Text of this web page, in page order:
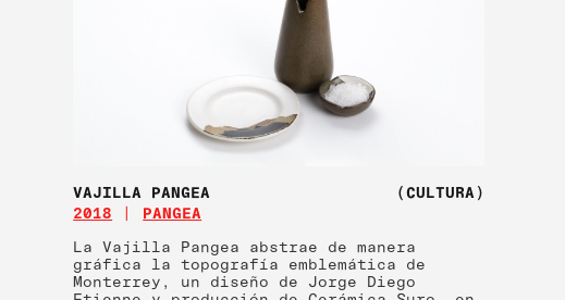
VAJILLA PANGEA
(CULTURA)
2018
PANGEA
La Vajilla Pangea abstrae de manera
gráfica la topografía emblemática de
Monterrey, un diseño de Jorge Diego